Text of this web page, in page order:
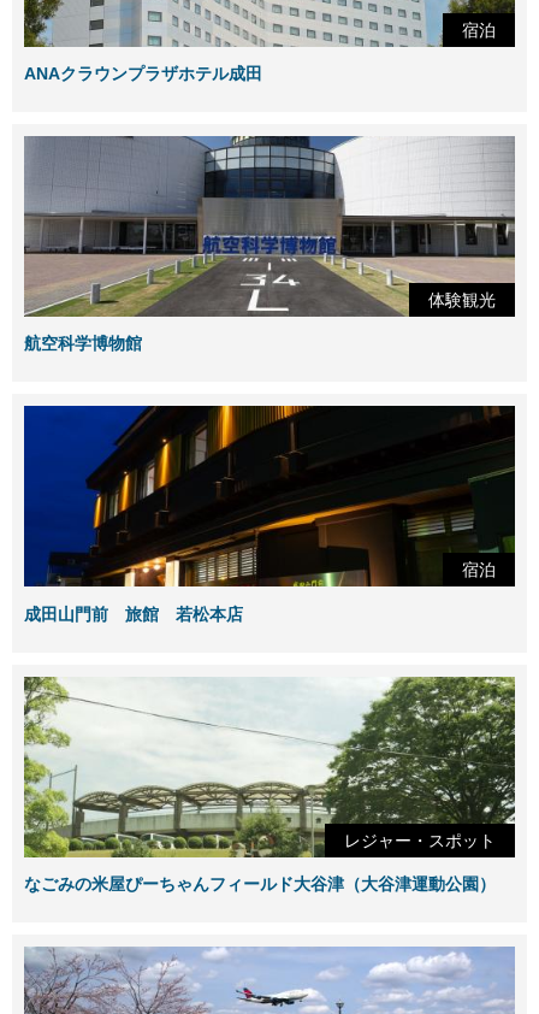
宿泊
ANAクラウンプラザホテル成田
体験観光
航空科学博物館
宿泊
成田山門前 旅館 若松本店
レジャー・スポット
なごみの米屋ぴーちゃんフィールド大谷津（大谷津運動公園）